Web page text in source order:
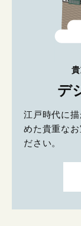
デ
江戸時代に
めた貴重な
ださい。